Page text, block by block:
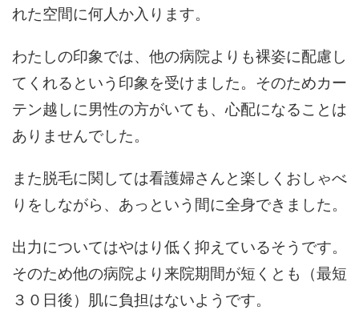
れた空間に何人か入ります。
わたしの印象では、他の病院よりも裸姿に配慮し
てくれるという印象を受けました。そのためカー
テン越しに男性の方がいても、心配になることは
ありませんでした。
また脱毛に関しては看護婦さんと楽しくおしゃべ
りをしながら、あっという間に全身できました。
出力についてはやはり低く抑えているそうです。
そのため他の病院より来院期間が短くとも（最短
３０日後）肌に負担はないようです。